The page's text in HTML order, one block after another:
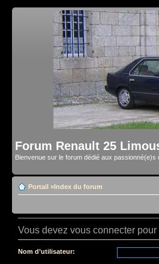
Forum Renault 25
Bienvenue sur le forum dédié aux passionné(e)s
Portail »Index du forum
Vous devez vous connecter
Nom d’utilisateur: